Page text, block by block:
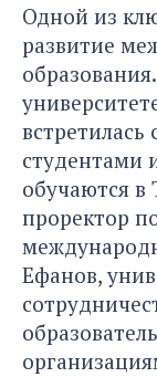
Одной из
развитие
встретилась
студентами
обучаются
проректор
Ефанов,